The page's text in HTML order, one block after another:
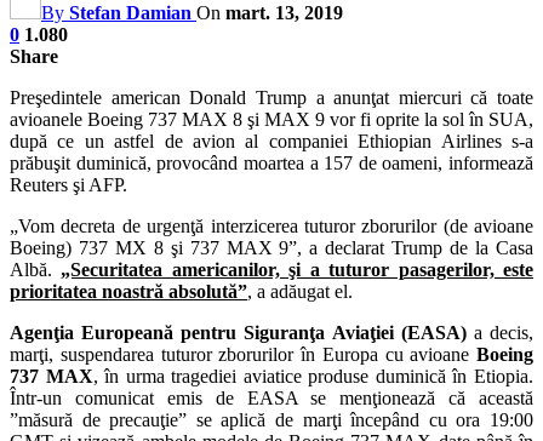
By Stefan Damian On mart. 13, 2019
0 1.080
Share
Preşedintele american Donald Trump a anunţat miercuri că toate
avioanele Boeing 737 MAX 8 şi MAX 9 vor fi oprite la sol în SUA,
după ce un astfel de avion al companiei Ethiopian Airlines s-a
prăbuşit duminică, provocând moartea a 157 de oameni, informează
Reuters şi AFP.
„Vom decreta de urgenţă interzicerea tuturor zborurilor (de avioane
Boeing) 737 MX 8 şi 737 MAX 9”, a declarat Trump de la Casa
Albă. „Securitatea americanilor, şi a tuturor pasagerilor, este
prioritatea noastră absolută”, a adăugat el.
Agenţia Europeană pentru Siguranţa Aviaţiei (EASA)a decis,
marţi, suspendarea tuturor zborurilor în Europa cu avioane Boeing
737 MAX, în urma tragediei aviatice produse duminică în Etiopia.
Într-un comunicat emis de EASA se menţionează că această
”măsură de precauţie” se aplică de marţi începând cu ora 19:00